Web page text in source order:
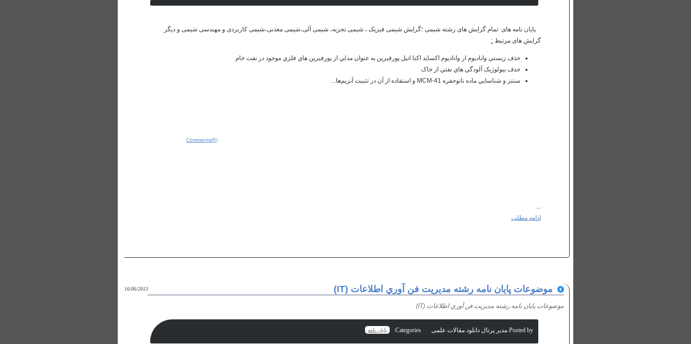
پایان نامه های تمام گرایش های رشته شیمی ؛گرایش شیمی فیزیک ، شیمی تجزیه، شیمی آلی،شیمی معدنی،شیمی کاربردی و مهندسی شیمی و دیگر
گرایش های مرتبط :
حذف زيستي واناديوم از واناديوم اکسايد اکتا اتيل پورفيرين به عنوان مدلي از پورفيرين هاي فلزي موجود در نفت خام
حذف بيولوژيک آلودگي هاي نفتي از خاک
سنتز و شناسايي ماده نانوحفره 41-MCM و استفاده از آن در تثبيت آنزيم‌ها...
ادامه مطلب
Comments(0)
موضوعات پايان نامه رشته مديريت فن آوري اطلاعات (IT)
موضوعات پايان نامه رشته مديريت فن آوري اطلاعات (IT)
Posted by مدیر پرتال دانلود مقالات علمی
16/06/2013
Categories: پایان نامه